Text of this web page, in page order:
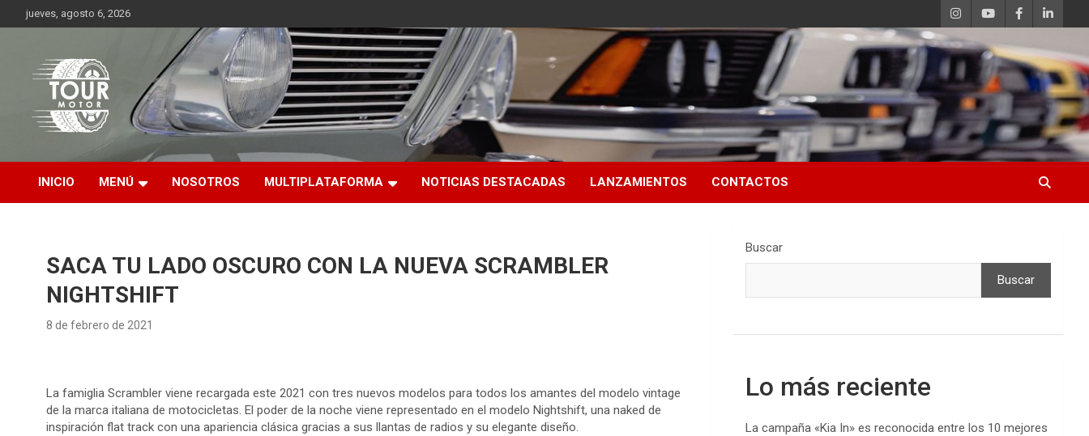
Saltar
al
jueves, agosto 6, 2026
Tour Motor
Plataforma de contenido audiovisual para el sector automotriz
INICIO MENÚ NOSOTROS MULTIPLATAFORMA NOTICIAS DESTACADAS LANZAMIENTOS CONTACTOS
SACA TU LADO OSCURO CON LA NUEVA SCRAMBLER
NIGHTSHIFT
8 de febrero de 2021
La famiglia Scrambler viene recargada este 2021 con tres nuevos modelos para todos los amantes del modelo vintage
de la marca italiana de motocicletas. El poder de la noche viene representado en el modelo Nightshift, una naked de
inspiración flat track con una apariencia clásica gracias a sus llantas de radios y su elegante diseño.
Buscar
Buscar
Lo más reciente
La campaña «Kia In» es reconocida entre los 10 mejores